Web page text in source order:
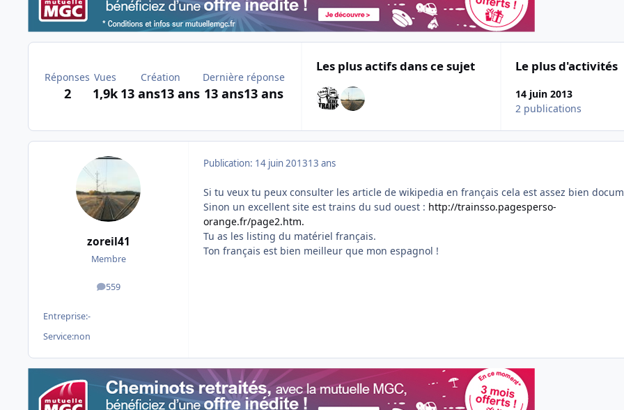
Réponses
2
Vues
1,9k
Création
13 ans13 ans
Dernière réponse
13 ans13 ans
Les plus actifs dans ce sujet Le plus d'activités
14 juin 2013
2 publications
zoreil41
Membre
559
messages
Entreprise:-
Service:non
Publication: 14 juin 201313 ans
Si tu veux tu peux consulter les article de wikipedia en français cela est assez bien
Sinon un excellent site est trains du sud ouest : http://trainsso.pagesperso-
orange.fr/page2.htm.
Tu as les listing du matériel français.
Ton français est bien meilleur que mon espagnol !